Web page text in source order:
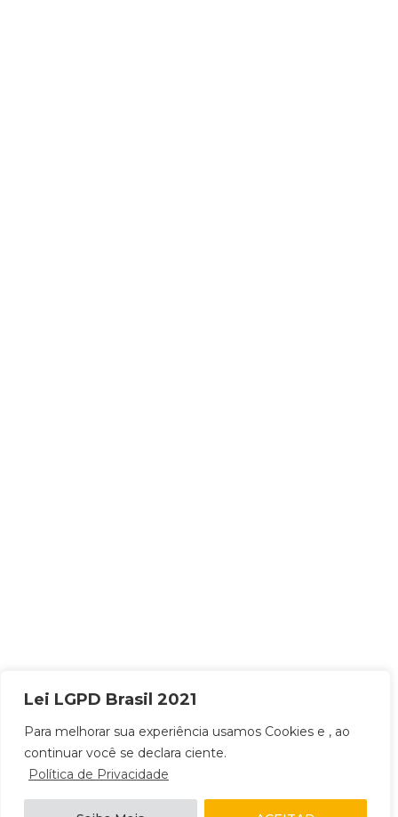
Lei LGPD Brasil 2021
Para melhorar sua experiência usamos Cookies e , ao
continuar você se declara ciente.
Política de Privacidade